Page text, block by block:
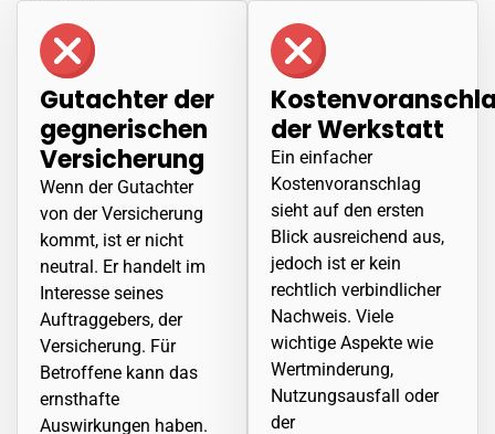
Gutachter der
gegnerischen
Versicherung
Wenn der Gutachter
von der Versicherung
kommt, ist er nicht
neutral. Er handelt im
Interesse seines
Auftraggebers, der
Versicherung. Für
Betroffene kann das
ernsthafte
Auswirkungen haben.
der Werkstatt
Ein einfacher
Kostenvoranschlag
sieht auf den ersten
Blick ausreichend aus,
jedoch ist er kein
rechtlich verbindlicher
Nachweis. Viele
wichtige Aspekte wie
Wertminderung,
Nutzungsausfall oder
der